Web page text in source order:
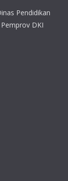
Pendidikan
DKI